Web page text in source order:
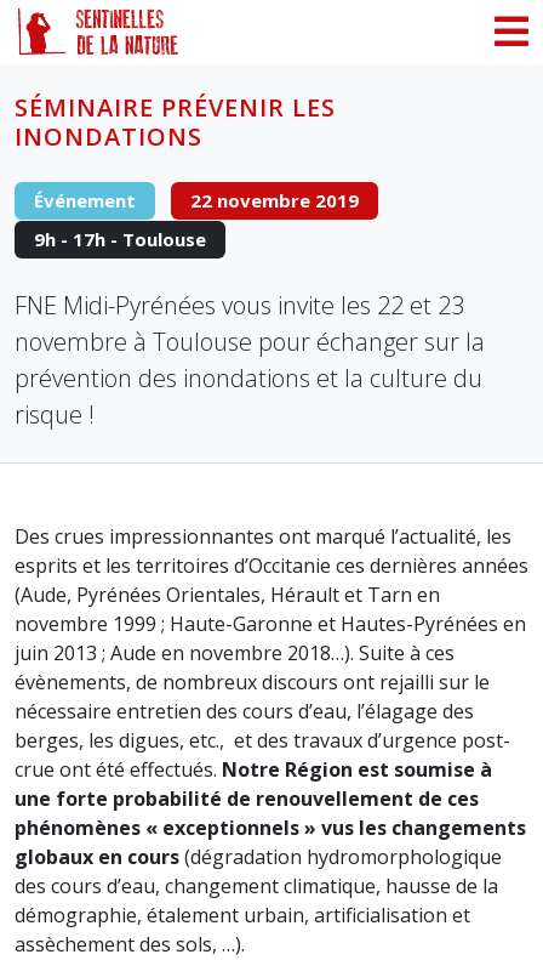
SÉMINAIRE PRÉVENIR LES
INONDATIONS
Événement
22 novembre 2019
9h - 17h - Toulouse
FNE Midi-Pyrénées vous invite les 22 et 23
novembre à Toulouse pour échanger sur la
prévention des inondations et la culture du
risque !
Des crues impressionnantes ont marqué l’actualité, les
esprits et les territoires d’Occitanie ces dernières années
(Aude, Pyrénées Orientales, Hérault et Tarn en
novembre 1999 ; Haute-Garonne et Hautes-Pyrénées en
juin 2013 ; Aude en novembre 2018…). Suite à ces
évènements, de nombreux discours ont rejailli sur le
nécessaire entretien des cours d’eau, l’élagage des
berges, les digues, etc., et des travaux d’urgence post-
crue ont été effectués. Notre Région est soumise à
une forte probabilité de renouvellement de ces
phénomènes « exceptionnels » vus les changements
globaux en cours(dégradation hydromorphologique
des cours d’eau, changement climatique, hausse de la
démographie, étalement urbain, artificialisation et
assèchement des sols, …).
Panneau de gestion des cookies